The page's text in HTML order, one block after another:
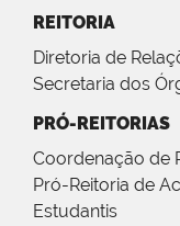
REITORIA
Diretoria de
Secretaria dos
PRÓ-REITORIAS
Coordenação de
Pró-Reitoria de
Estudantis